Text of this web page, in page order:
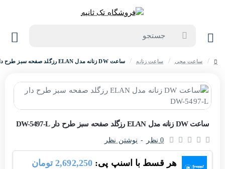
ساعت مچی ساعت زنانه ساعت DW زنانه مدل ELAN رزگلد صفحه سبز طرح دار DW-5497-L
حراج ساعت DW زنانه مدل ELAN رزگلد صفحه سبز طرح دار DW-5497-L
هر قسط با اسنپ پی: 2,692,250 تومان
0 نظر - نوشتن نظر